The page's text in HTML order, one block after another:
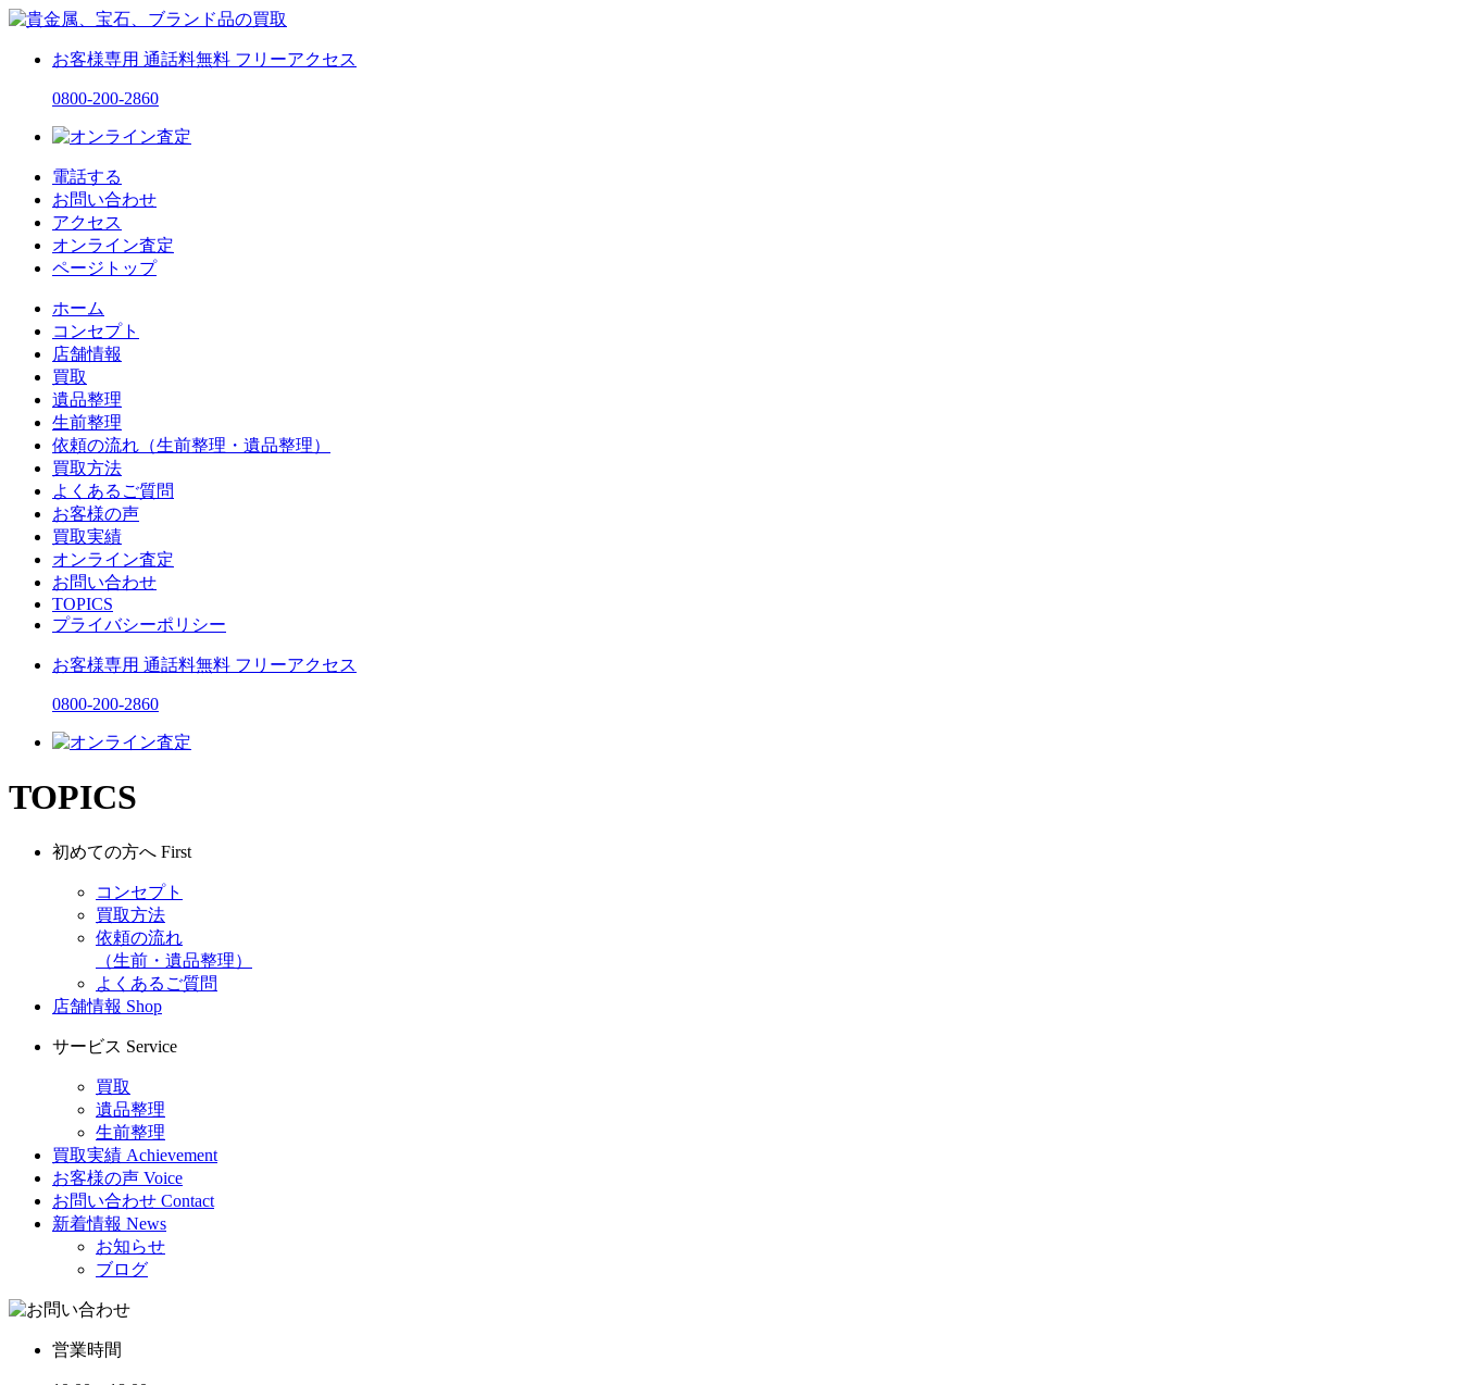
お客様専用 通話料無料 フリーアクセス
0800-200-2860
電話する
お問い合わせ
アクセス
オンライン査定
ページトップ
ホーム
コンセプト
店舗情報
買取
遺品整理
生前整理
依頼の流れ（生前整理・遺品整理）
買取方法
よくあるご質問
お客様の声
買取実績
オンライン査定
お問い合わせ
TOPICS
プライバシーポリシー
お客様専用 通話料無料 フリーアクセス
0800-200-2860
TOPICS
初めての方へ First
コンセプト
買取方法
依頼の流れ
（生前・遺品整理）
よくあるご質問
店舗情報 Shop
サービス Service
買取
遺品整理
生前整理
買取実績 Achievement
お客様の声 Voice
お問い合わせ Contact
新着情報 News
お知らせ
ブログ
営業時間